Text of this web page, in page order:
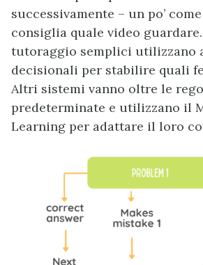
successivamente – un po’
consiglia quale video
tutoraggio semplici utilizzano
decisionali per stabilire quali
Altri sistemi vanno oltre le
predeterminate e utilizzano il
Learning per adattare il loro